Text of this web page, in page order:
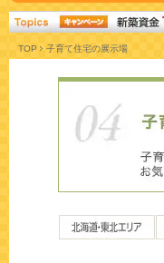
TOP 子育て住宅の展示場